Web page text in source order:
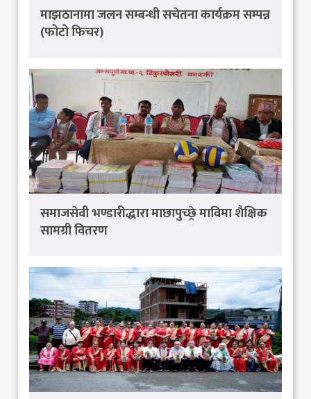
माझठानामा जलन सम्बन्धी सचेतना कार्यक्रम सम्पन्न
(फोटो फिचर)
समाजसेवी भण्डारीद्धारा माछापुच्छ्रे माविमा शैक्षिक
सामग्री वितरण